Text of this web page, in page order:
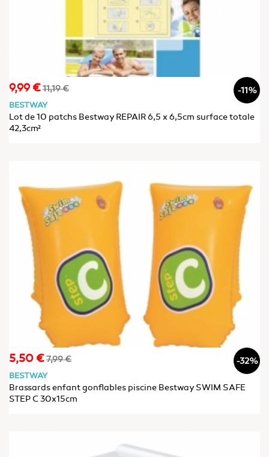
Prix
9,99 €Prix
base
11,19 € -11%
BESTWAY
Lot de 10 patchs Bestway REPAIR 6,5 x 6,5cm surface totale
42,3cm²
Prix
5,50 €Prix
base
7,99 € -32%
BESTWAY
Brassards enfant gonflables piscine Bestway SWIM SAFE
STEP C 30x15cm